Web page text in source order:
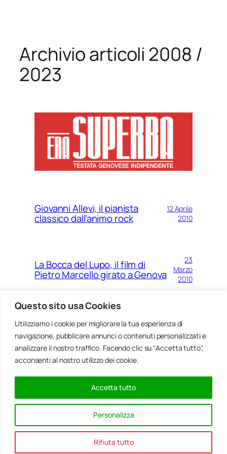
Questo sito usa Cookies
Utilizziamo i cookie per migliorare la tua esperienza di
navigazione, pubblicare annunci o contenuti personalizzati e
analizzare il nostro traffico. Facendo clic su "Accetta tutto",
acconsenti al nostro utilizzo dei cookie.
Personalizza
Rifiuta tutto
Accetta tutto
contenuto
Archivio articoli 2008 /
2023
Giovanni Allevi, il pianista
classico dall’animo rock
12 Aprile
2010
La Bocca del Lupo, il film di
Pietro Marcello girato a Genova
23
Marzo
2010
Gianni Serino, il bassista
genovese di livello
internazionale
Marzo
2010
Pagina precedente
1…2.0462.0472.0482.0492.050
Pagina successiva